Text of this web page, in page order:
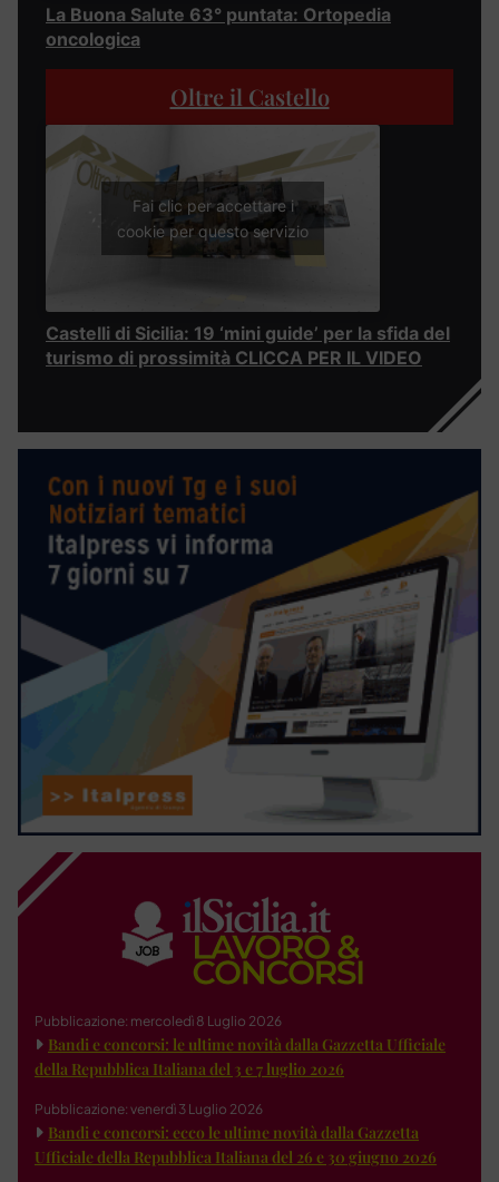
La Buona Salute 63° puntata: Ortopedia
oncologica
Oltre il Castello
Fai clic per accettare i
cookie per questo servizio
Castelli di Sicilia: 19 ‘mini guide’ per la sfida del
turismo di prossimità CLICCA PER IL VIDEO
Pubblicazione: mercoledì 8 Luglio 2026
Bandi e concorsi: le ultime novità dalla Gazzetta Ufficiale
della Repubblica Italiana del 3 e 7 luglio 2026
Pubblicazione: venerdì 3 Luglio 2026
Bandi e concorsi: ecco le ultime novità dalla Gazzetta
Ufficiale della Repubblica Italiana del 26 e 30 giugno 2026